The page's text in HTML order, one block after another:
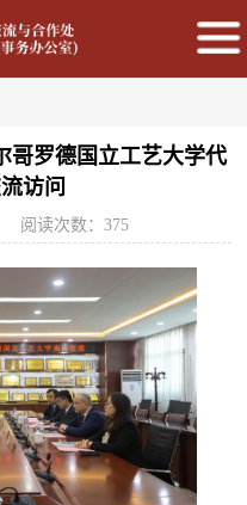
哥罗德国立工艺大学代
访问
阅读次数： 375